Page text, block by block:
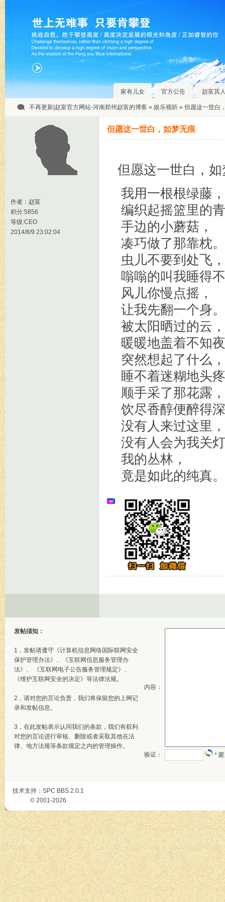
家有儿女 官方公告 赵富其
不再更新|赵富官方网站-河南郑州赵富的博客 » 娱乐视听 » 但愿这一世白
作者： 赵富
积分:5856
等级:CEO
2014/8/9 23:02:04
但愿这一世白，如梦无痕
但愿这一世白，
我用一根根绿藤，
编织起摇篮里的
手边的小蘑菇，
凑巧做了那靠枕。
虫儿不要到处飞，
嗡嗡的叫我睡得
风儿你慢点摇，
让我先翻一个身。
被太阳晒过的云，
暖暖地盖着不知
突然想起了什么，
睡不着迷糊地头
顺手采了那花露，
饮尽香醇便醉得
没有人来过这里，
没有人会为我关
我的丛林，
竟是如此的纯真
发帖须知：
1，发帖请遵守《计算机信息网络国际联网安全
保护管理办法》、《互联网信息服务管理办
法》、 《互联网电子公告服务管理规定》、
《维护互联网安全的决定》等法律法规。
2，请对您的言论负责，我们将保留您的上网记
录和发帖信息。
3，在此发帖表示认同我们的条款，我们有权利
对您的言论进行审核、删除或者采取其他在法
律、地方法规等条款规定之内的管理操作。
内容：
验证： *
技术支持： SPC BBS 2.0.1
© 2001-2026